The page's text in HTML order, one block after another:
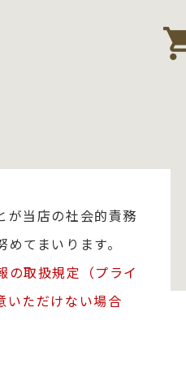
が当店の社会的責務
てまいります。
の取扱規定（プライ
いただけない場合